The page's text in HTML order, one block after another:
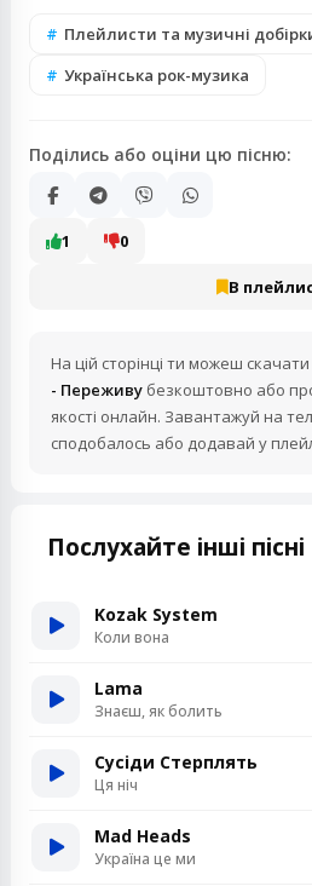
Плейлисти та музичні
Українська рок-музика
Поділись або оціни цю пісню:
1 0
В
На цій сторінці ти можеш
- Переживу безкоштовно або
якості онлайн. Завантажуй на
сподобалось або додавай у
Послухайте інші пісні
Kozak System
Коли вона
Lama
Знаєш, як болить
Сусіди Стерплять
Ця ніч
Mad Heads
Україна це ми